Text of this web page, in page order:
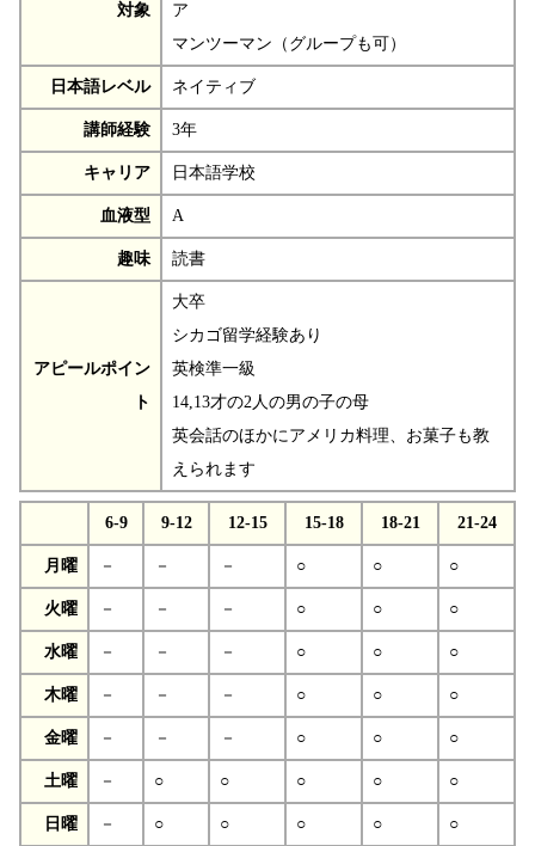
対象
ア
マンツーマン（グループも可）
日本語レベル ネイティブ
講師経験 3年
キャリア 日本語学校
血液型 A
趣味 読書
アピールポイン
ト
大卒
シカゴ留学経験あり
英検準一級
14,13才の2人の男の子の母
英会話のほかにアメリカ料理、お菓子も教
えられます
6-9 9-12 12-15 15-18 18-21 21-24
月曜 － － － ○ ○ ○
火曜 － － － ○ ○ ○
水曜 － － － ○ ○ ○
木曜 － － － ○ ○ ○
金曜 － － － ○ ○ ○
土曜 － ○ ○ ○ ○ ○
日曜 － ○ ○ ○ ○ ○